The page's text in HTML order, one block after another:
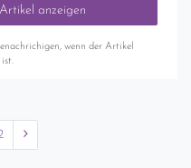
Artikel anzeigen
wenn der Artikel
ist.